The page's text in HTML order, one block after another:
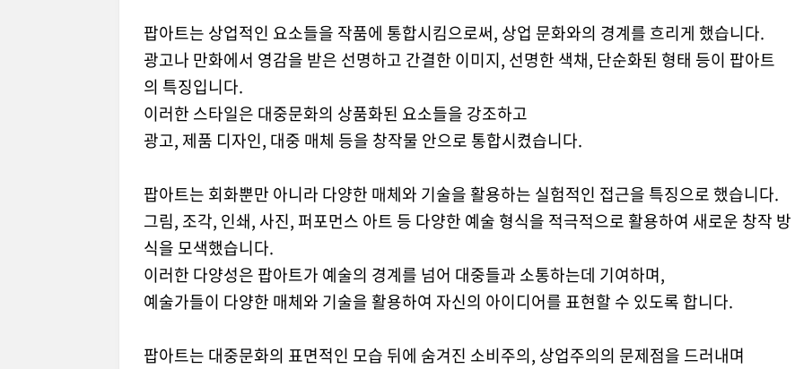
팝아트는 상업적인 요소들을 작품에 통합시킴으로써, 상업 문화와의 경계를 흐리게 했습니다.
광고나 만화에서 영감을 받은 선명하고 간결한 이미지, 선명한 색채, 단순화된 형태 등이 팝아트
의 특징입니다.
이러한 스타일은 대중문화의 상품화된 요소들을 강조하고
광고, 제품 디자인, 대중 매체 등을 창작물 안으로 통합시켰습니다.
팝아트는 회화뿐만 아니라 다양한 매체와 기술을 활용하는 실험적인 접근을 특징으로 했습니다.
그림, 조각, 인쇄, 사진, 퍼포먼스 아트 등 다양한 예술 형식을 적극적으로 활용하여 새로운 창작 방
식을 모색했습니다.
이러한 다양성은 팝아트가 예술의 경계를 넘어 대중들과 소통하는데 기여하며,
예술가들이 다양한 매체와 기술을 활용하여 자신의 아이디어를 표현할 수 있도록 합니다.
팝아트는 대중문화의 표면적인 모습 뒤에 숨겨진 소비주의, 상업주의의 문제점을 드러내며